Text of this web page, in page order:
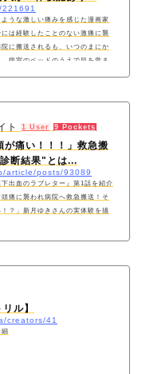
うな激しい痛みを感じた漫画家
は経験したことのない激痛に襲
に搬送されるも、いつのまにか
病室のベッドのうえで目を覚ま
ト 1 User 9 Pockets
が痛い！！！」救急搬
断結果"とは...
article/posts/93089
出血のラブレター』第1話を紹介
痛に襲われ病院へ救急搬送！そ
？」新月ゆきさんの実体験を描
ル】
creators/41